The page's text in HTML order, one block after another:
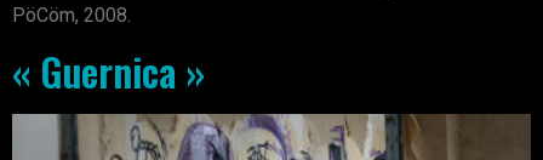
PöCöm, 2008.
« Guernica »